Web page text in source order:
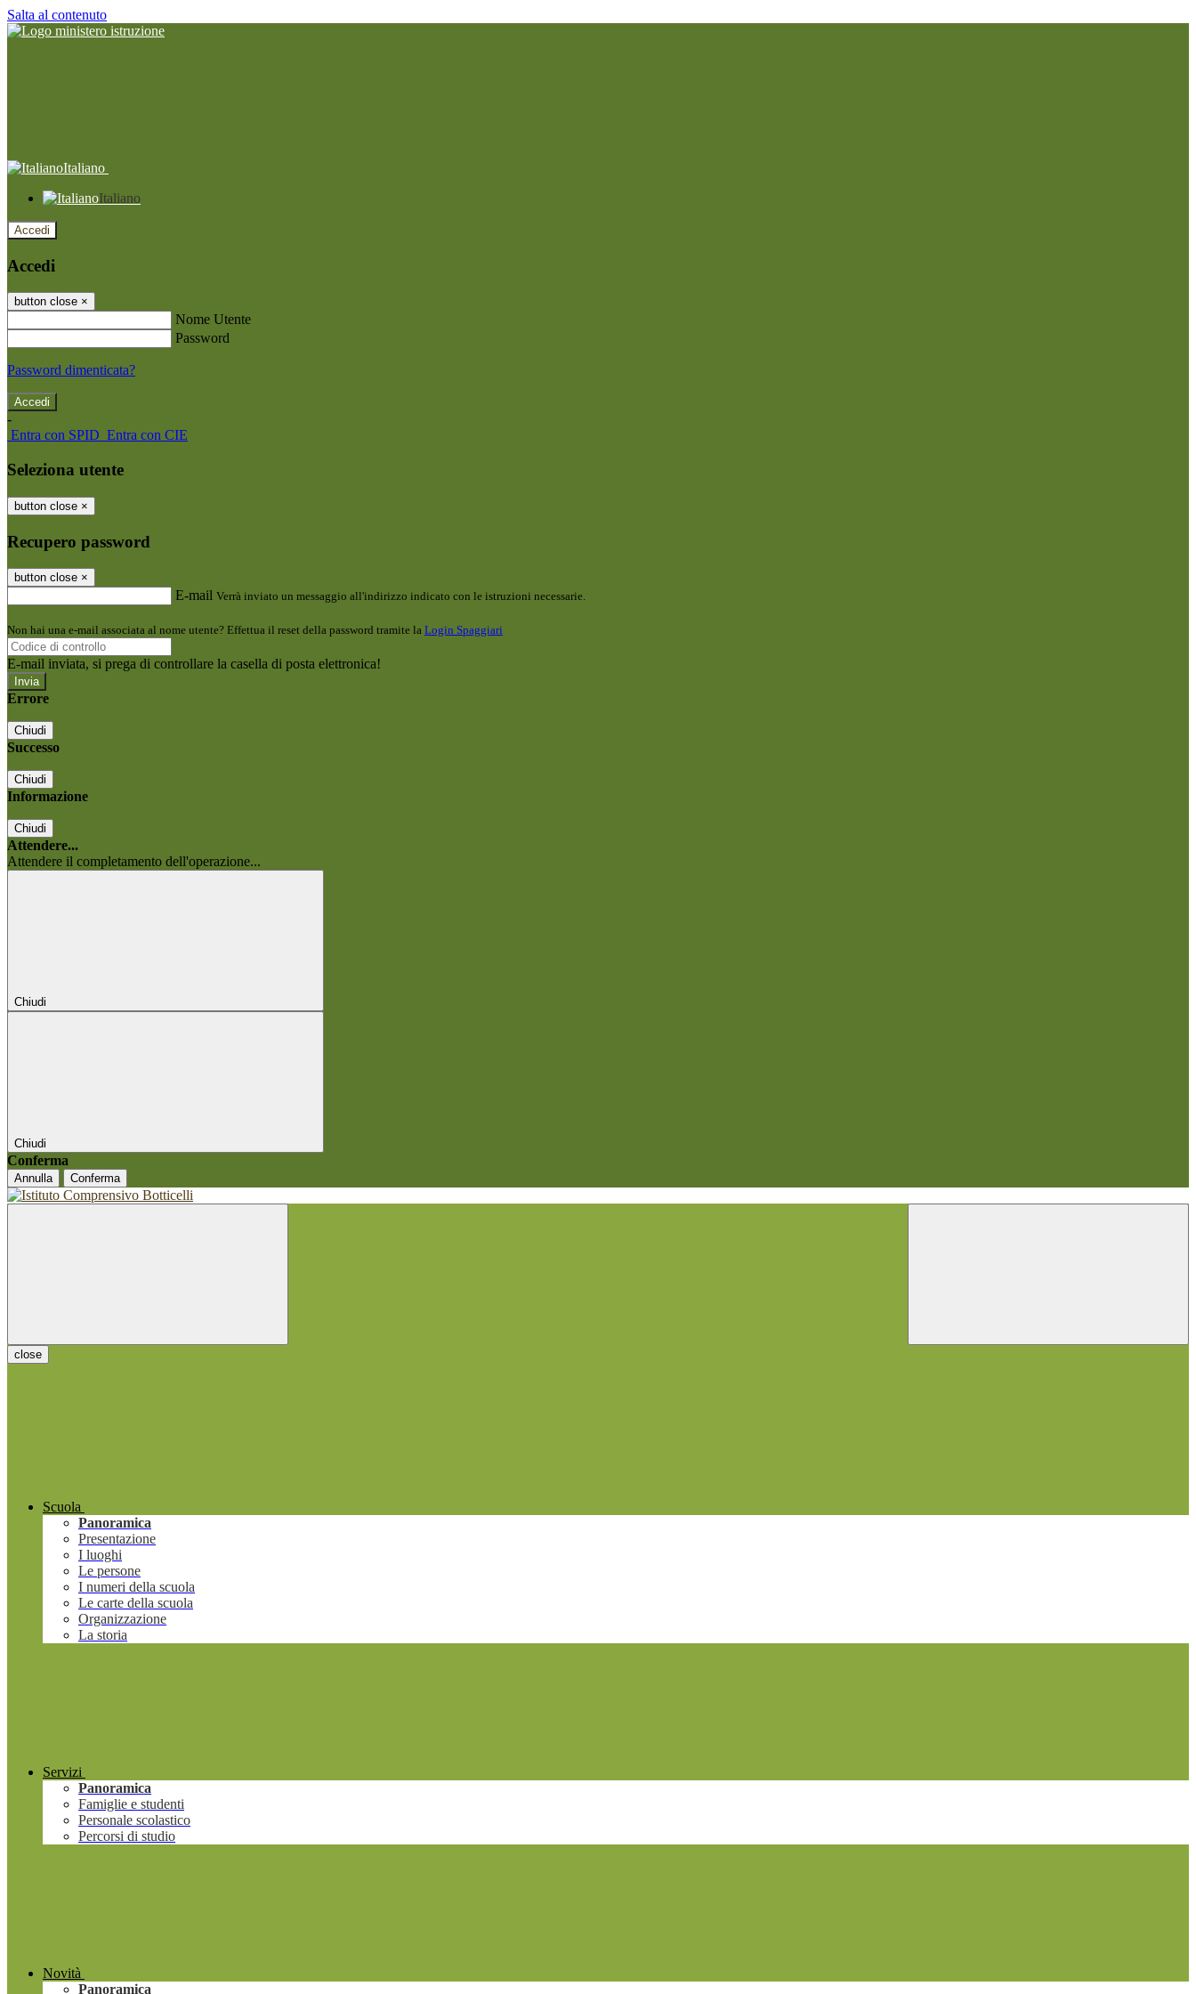
Salta al contenuto
Italiano
Italiano
Accedi
Accedi
button close ×
Nome Utente
Password
Password dimenticata?
-
Entra con SPID Entra con CIE
Seleziona utente
button close ×
Recupero password
button close ×
E-mail Verrà inviato un messaggio all'indirizzo indicato con le istruzioni necessarie.
Non hai una e-mail associata al nome utente? Effettua il reset della password tramite la Login Spaggiari
E-mail inviata, si prega di controllare la casella di posta elettronica!
Errore
Chiudi
Successo
Chiudi
Informazione
Chiudi
Attendere...
Attendere il completamento dell'operazione...
Chiudi
Chiudi
Conferma
Annulla Conferma
close
Scuola
Panoramica
Presentazione
I luoghi
Le persone
I numeri della scuola
Le carte della scuola
Organizzazione
La storia
Servizi
Panoramica
Famiglie e studenti
Personale scolastico
Percorsi di studio
Novità
Panoramica